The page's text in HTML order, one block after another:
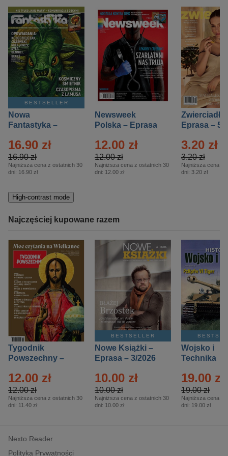
BESTSELLER
Nowa
Fantastyka –
16.90 zł
16.90 zł
Najniższa cena z ostatnich 30
dni: 16.90 zł
Newsweek
Polska – Eprasa
12.00 zł
12.00 zł
Najniższa cena z ostatnich 30
dni: 12.00 zł
Zwierciadło
Eprasa – 5/
3.20 zł
3.20 zł
Najniższa cena z
dni: 3.20 zł
High-contrast mode
Najczęściej kupowane razem
Tygodnik
Powszechny –
12.00 zł
12.00 zł
Najniższa cena z ostatnich 30
dni: 11.40 zł
BESTSELLER
Nowe Książki –
Eprasa – 3/2026
10.00 zł
10.00 zł
Najniższa cena z ostatnich 30
dni: 10.00 zł
Wojsko i
Technika
– 2/2026
19.00 zł
19.00 zł
Najniższa cena z
dni: 19.00 zł
Nexto Reader
Polityka Prywatności